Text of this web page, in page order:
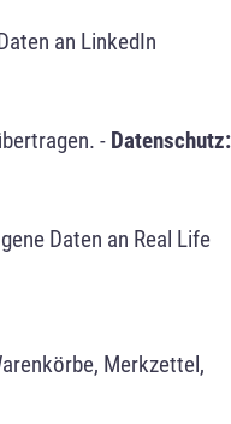
an LinkedIn
- Datenschutz:
Daten an Real Life
Merkzettel,